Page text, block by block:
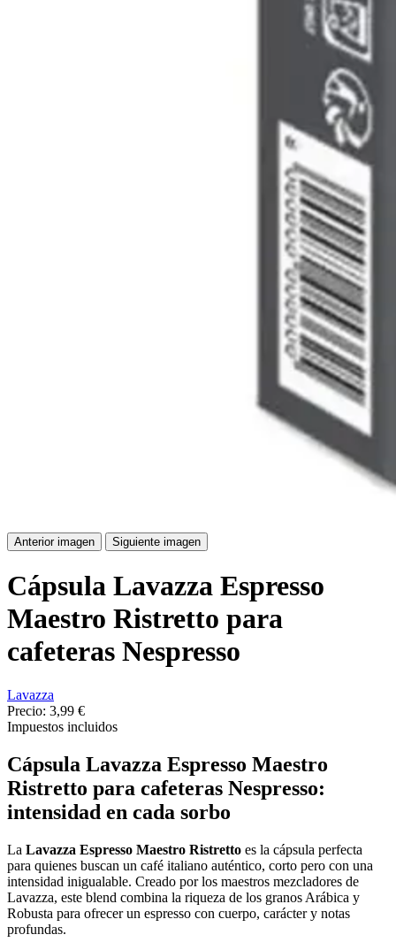
Anterior imagen Siguiente imagen
Cápsula Lavazza Espresso
Maestro Ristretto para
cafeteras Nespresso
Lavazza
Precio: 3,99 €
Impuestos incluidos
Cápsula Lavazza Espresso Maestro
Ristretto para cafeteras Nespresso:
intensidad en cada sorbo
La Lavazza Espresso Maestro Ristretto es la cápsula perfecta
para quienes buscan un café italiano auténtico, corto pero con una
intensidad inigualable. Creado por los maestros mezcladores de
Lavazza, este blend combina la riqueza de los granos Arábica y
Robusta para ofrecer un espresso con cuerpo, carácter y notas
profundas.